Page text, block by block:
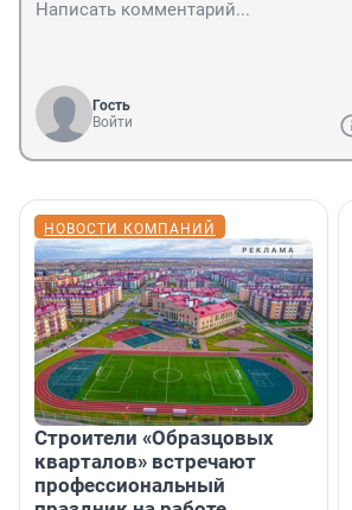
Гость
Войти
НОВОСТИ КОМПАНИЙ
Строители «Образцовых
кварталов» встречают
профессиональный